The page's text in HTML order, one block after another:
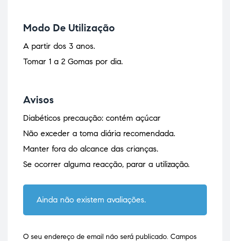
Modo De Utilização
A partir dos 3 anos.
Tomar 1 a 2 Gomas por dia.
Avisos
Diabéticos precaução: contém açúcar
Não exceder a toma diária recomendada.
Manter fora do alcance das crianças.
Se ocorrer alguma reacção, parar a utilização.
Ainda não existem avaliações.
O seu endereço de email não será publicado. Campos